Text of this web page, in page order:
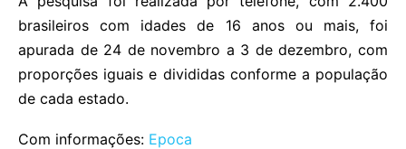
brasileiros com idades de 16 anos ou mais, foi
apurada de 24 de novembro a 3 de dezembro, com
proporções iguais e divididas conforme a população
de cada estado.
Com informações: Epoca